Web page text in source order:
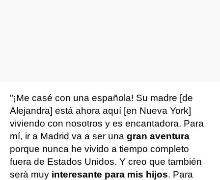
"¡Me casé con una española! Su madre [de
Alejandra] está ahora aquí [en Nueva York]
viviendo con nosotros y es encantadora. Para
mí, ir a Madrid va a ser una gran aventura
porque nunca he vivido a tiempo completo
fuera de Estados Unidos. Y creo que también
será muy interesante para mis hijos. Para